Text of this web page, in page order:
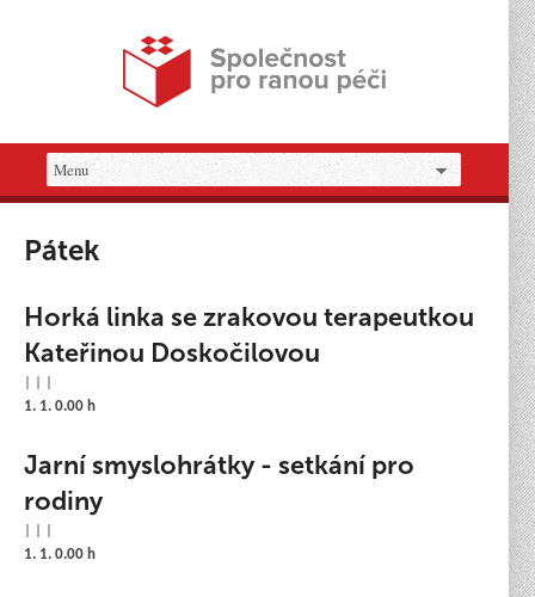
Pátek
Horká linka se zrakovou terapeutkou
Kateřinou Doskočilovou
1. 1. 0.00 h
Jarní smyslohrátky - setkání pro
rodiny
1. 1. 0.00 h